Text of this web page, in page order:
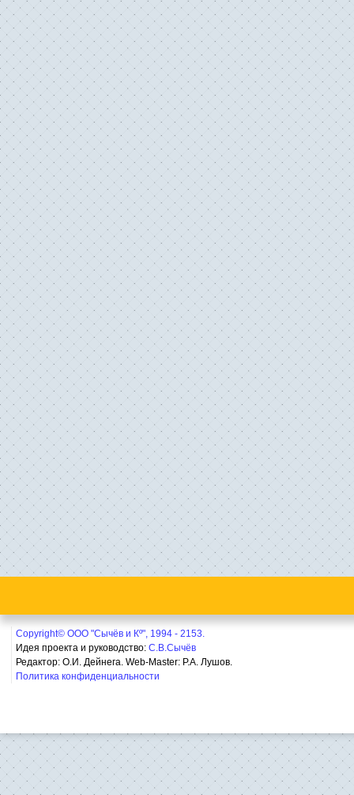
Copyright© ООО "Сычёв и Кº", 1994 - 2153.
Идея проекта и руководство: С.В.Сычёв
Редактор: О.И. Дейнега. Web-Master: Р.А. Лушов.
Политика конфиденциальности